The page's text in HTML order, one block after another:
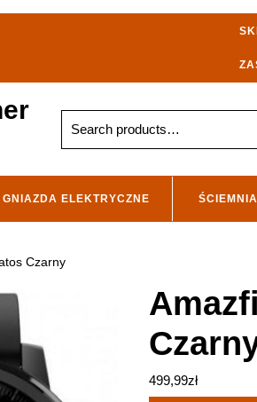
for:
GNIAZDA ELEKTRYCZNE
Czarny
499,99zł